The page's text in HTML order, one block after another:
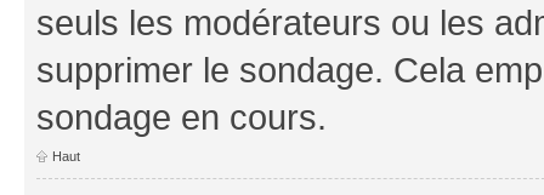
seuls les modérateurs ou les
supprimer le sondage. Cela
sondage en cours.
Haut